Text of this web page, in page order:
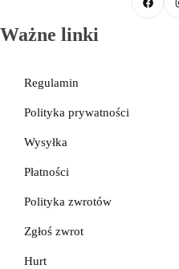
Ważne linki
Regulamin
Polityka prywatności
Wysyłka
Płatności
Polityka zwrotów
Zgłoś zwrot
Hurt